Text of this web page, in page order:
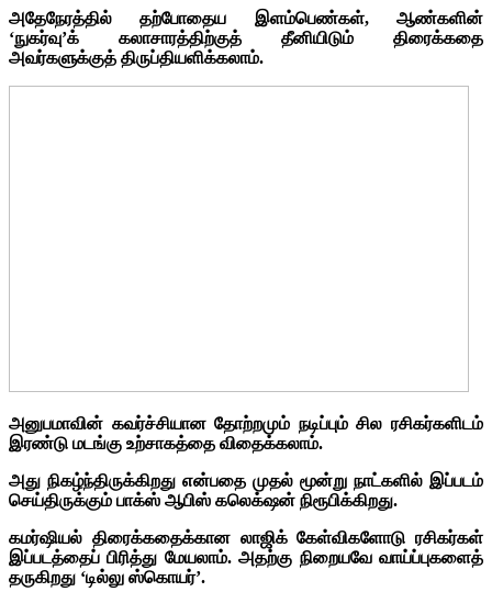
அதேநேரத்தில் தற்போதைய இளம்பெண்கள், ஆண்களின்
‘நுகர்வு’க் கலாசாரத்திற்குத் தீனியிடும் திரைக்கதை
அவர்களுக்குத் திருப்தியளிக்கலாம்.
அனுபமாவின் கவர்ச்சியான தோற்றமும் நடிப்பும் சில ரசிகர்களிடம்
இரண்டு மடங்கு உற்சாகத்தை விதைக்கலாம்.
அது நிகழ்ந்திருக்கிறது என்பதை முதல் மூன்று நாட்களில் இப்படம்
செய்திருக்கும் பாக்ஸ் ஆபிஸ் கலெக்‌ஷன் நிரூபிக்கிறது.
கமர்ஷியல் திரைக்கதைக்கான லாஜிக் கேள்விகளோடு ரசிகர்கள்
இப்படத்தைப் பிரித்து மேயலாம். அதற்கு நிறையவே வாய்ப்புகளைத்
தருகிறது ‘டில்லு ஸ்கொயர்’.